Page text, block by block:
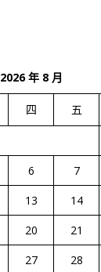
2026 年 8 月
四 五
6 7
13 14
20 21
27 28